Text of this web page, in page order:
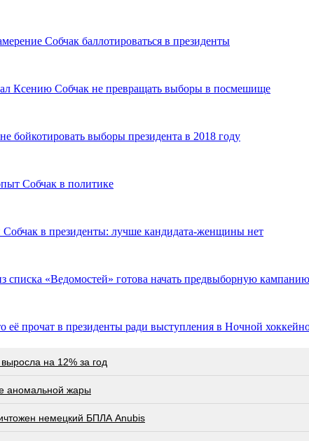
Собчак баллотироваться в президенты
Ксению Собчак не превращать выборы в посмешище
бойкотировать выборы президента в 2018 году
Собчак в политике
в президенты: лучше кандидата-женщины нет
списка «Ведомостей» готова начать предвыборную кампанию
прочат в президенты ради выступления в Ночной
на 12% за год
аномальной жары
немецкий БПЛА Anubis